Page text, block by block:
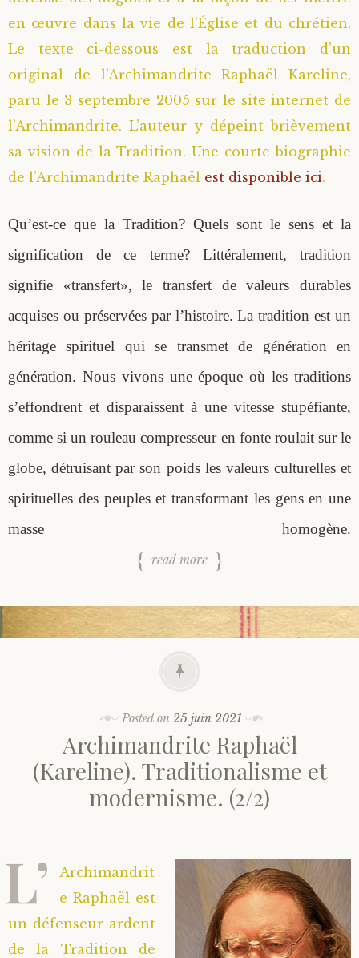
Saint Sophrony l’Athonite
Sainte Xenia
Sainte Matrone de Moscou
Staritsa Marie Makovkine
Natalia de Vyritsa
Staritsa Anastasia
Archimandrite Lazare (Abachidzé)
Geronda Arsenios le Spiléote
Gerondissa Makrina (Vassopoulou)
Archimandrite Nathanaël (Pospelov)
en œuvre dans la vie de l’Église et du chrétien.
Le texte ci-dessous est la traduction d’un
original de l’Archimandrite Raphaël Kareline,
paru le 3 septembre 2005 sur le site internet de
l’Archimandrite. L’auteur y dépeint brièvement
sa vision de la Tradition. Une courte biographie
de l’Archimandrite Raphaël est disponible ici.
Qu’est-ce que la Tradition? Quels sont le sens et la
signification de ce terme? Littéralement, tradition
signifie «transfert», le transfert de valeurs durables
acquises ou préservées par l’histoire. La tradition est un
héritage spirituel qui se transmet de génération en
génération. Nous vivons une époque où les traditions
s’effondrent et disparaissent à une vitesse stupéfiante,
comme si un rouleau compresseur en fonte roulait sur le
globe, détruisant par son poids les valeurs culturelles et
spirituelles des peuples et transformant les gens en une
masse homogène.
read more
Posted on 25 juin 2021
Archimandrite Raphaël
(Kareline). Traditionalisme et
modernisme. (2/2)
L’
Archimandrit
e Raphaël est
un défenseur ardent
de la Tradition de